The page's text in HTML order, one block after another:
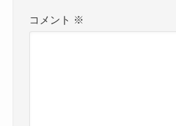
コメント ※